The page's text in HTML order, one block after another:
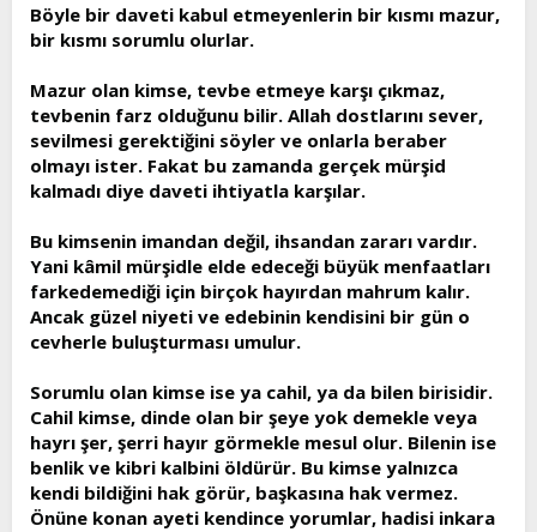
Böyle bir daveti kabul etmeyenlerin bir kısmı mazur,
bir kısmı sorumlu olurlar.
Mazur olan kimse, tevbe etmeye karşı çıkmaz,
tevbenin farz olduğunu bilir. Allah dostlarını sever,
sevilmesi gerektiğini söyler ve onlarla beraber
olmayı ister. Fakat bu zamanda gerçek mürşid
kalmadı diye daveti ihtiyatla karşılar.
Bu kimsenin imandan değil, ihsandan zararı vardır.
Yani kâmil mürşidle elde edeceği büyük menfaatları
farkedemediği için birçok hayırdan mahrum kalır.
Ancak güzel niyeti ve edebinin kendisini bir gün o
cevherle buluşturması umulur.
Sorumlu olan kimse ise ya cahil, ya da bilen birisidir.
Cahil kimse, dinde olan bir şeye yok demekle veya
hayrı şer, şerri hayır görmekle mesul olur. Bilenin ise
benlik ve kibri kalbini öldürür. Bu kimse yalnızca
kendi bildiğini hak görür, başkasına hak vermez.
Önüne konan ayeti kendince yorumlar, hadisi inkara